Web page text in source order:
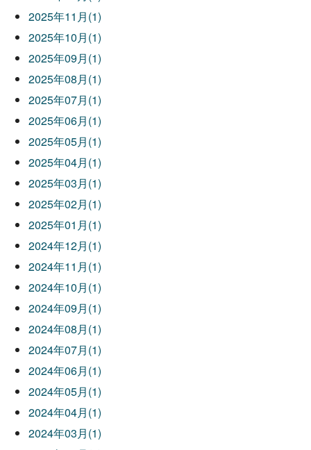
2025年11月(1)
2025年10月(1)
2025年09月(1)
2025年08月(1)
2025年07月(1)
2025年06月(1)
2025年05月(1)
2025年04月(1)
2025年03月(1)
2025年02月(1)
2025年01月(1)
2024年12月(1)
2024年11月(1)
2024年10月(1)
2024年09月(1)
2024年08月(1)
2024年07月(1)
2024年06月(1)
2024年05月(1)
2024年04月(1)
2024年03月(1)